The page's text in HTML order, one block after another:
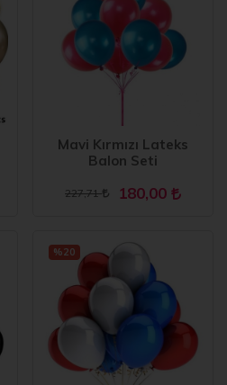
Mavi Kırmızı Lateks
Balon Seti
227,71 180,00
%20